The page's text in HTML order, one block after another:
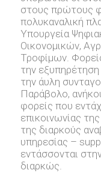
στους πρώτους
πολυκαναλική
Υπουργεία
Οικονομικών,
Τροφίμων.
την
την άυλη
Παράβολο,
φορείς που
επικοινωνίας
της διαρκούς
υπηρεσίας –
εντάσσονται
διαρκώς.